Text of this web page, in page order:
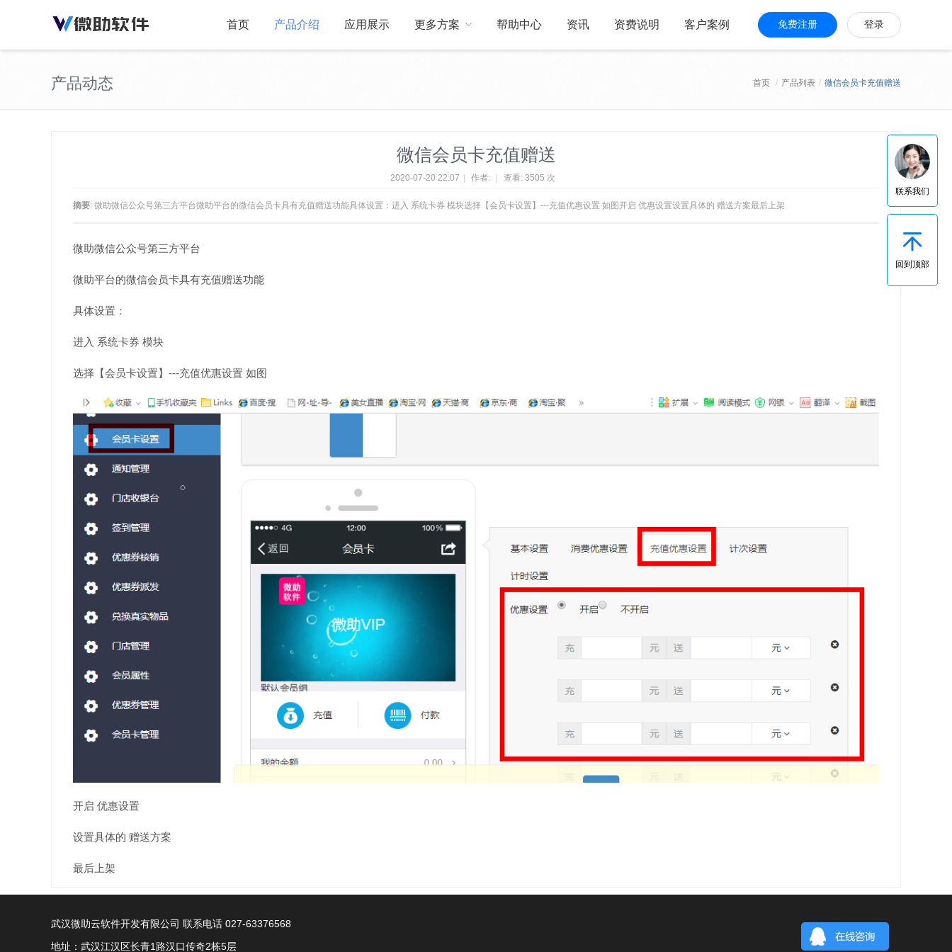
首页 产品介绍 应用展示 更多方案 帮助中心 资讯 资费说明 客户案例 免费注册 登录
产品动态 首页 / 产品列表 / 微信会员卡充值赠送
微信会员卡充值赠送
2020-07-20 22:07 作者: 查看: 3505 次
摘要: 微助微信公众号第三方平台微助平台的微信会员卡具有充值赠送功能具体设置：进入 系统卡券 模块选择【会员卡设置】---充值优惠设置 如图开启 优惠设置设置具体的 赠送方案最后上架
微助微信公众号第三方平台
微助平台的微信会员卡具有充值赠送功能
具体设置：
进入 系统卡券 模块
选择【会员卡设置】---充值优惠设置 如图
开启 优惠设置
设置具体的 赠送方案
最后上架
武汉微助云软件开发有限公司 联系电话 027-63376568
地址：武汉江汉区长青1路汉口传奇2栋5层
联系我们
回到顶部